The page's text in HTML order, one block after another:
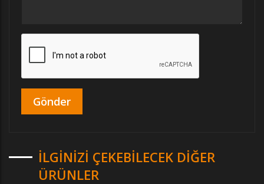
İLGINIZI ÇEKEBILECEK DIĞER
ÜRÜNLER